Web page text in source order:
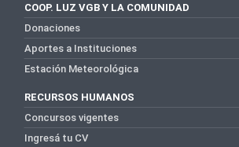
COOP. LUZ VGB Y LA COMUNIDAD
Donaciones
Aportes a Instituciones
Estación Meteorológica
RECURSOS HUMANOS
Concursos vigentes
Ingresá tu CV